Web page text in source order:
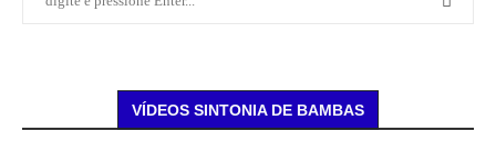
VÍDEOS SINTONIA DE BAMBAS